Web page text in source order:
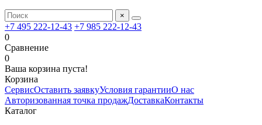
×
+7 495 222-12-43 +7 985 222-12-43
0
Сравнение
0
Ваша корзина пуста!
Корзина
СервисОставить заявкуУсловия гарантииО нас
Авторизованная точка продажДоставкаКонтакты
Каталог